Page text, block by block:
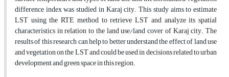
difference index was studied in Karaj city. This study aims to estimate
LST using the RTE method to retrieve LST and analyze its spatial
characteristics in relation to the land use/land cover of Karaj city. The
results of this research can help to better understand the effect of land use
and vegetation on the LST and could be used in decisions related to urban
development and green space in this region.